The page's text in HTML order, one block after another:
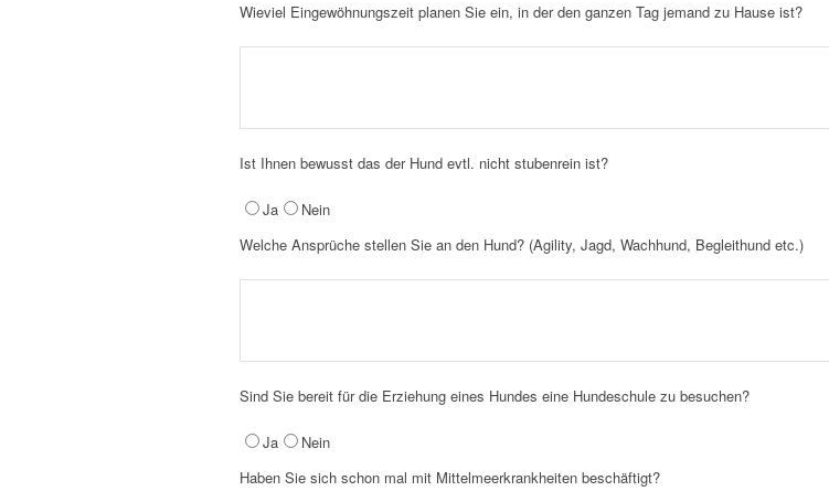
Wieviel Eingewöhnungszeit planen Sie ein, in der den ganzen Tag jemand zu Hause ist?
Ist Ihnen bewusst das der Hund evtl. nicht stubenrein ist?
Ja
Nein
Welche Ansprüche stellen Sie an den Hund? (Agility, Jagd, Wachhund, Begleithund etc.)
Sind Sie bereit für die Erziehung eines Hundes eine Hundeschule zu besuchen?
Ja
Nein
Haben Sie sich schon mal mit Mittelmeerkrankheiten beschäftigt?